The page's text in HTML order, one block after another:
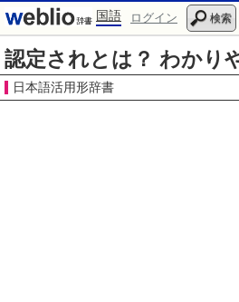
国語 ログイン 検索
認定されとは？ わかり
日本語活用形辞書